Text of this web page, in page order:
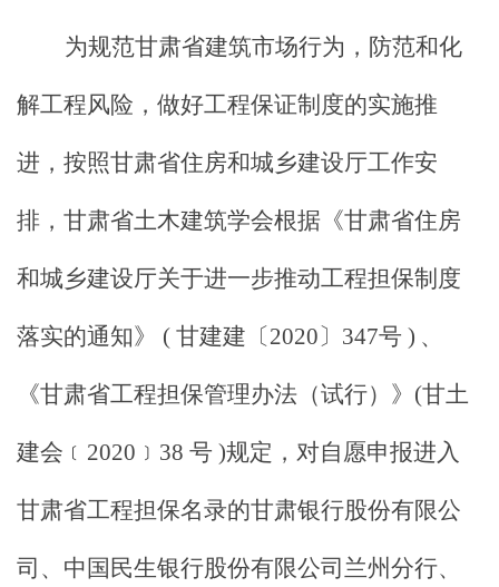
为规范甘肃省建筑市场行为，防范和化
解工程风险，做好工程保证制度的实施推
进，按照甘肃省住房和城乡建设厅工作安
排，甘肃省土木建筑学会根据《甘肃省住房
和城乡建设厅关于进一步推动工程担保制度
落实的通知》 ( 甘建建〔2020〕347号 ) 、
《甘肃省工程担保管理办法（试行）》 (甘土
建会﹝2020﹞38 号 )规定，对自愿申报进入
甘肃省工程担保名录的甘肃银行股份有限公
司、中国民生银行股份有限公司兰州分行、